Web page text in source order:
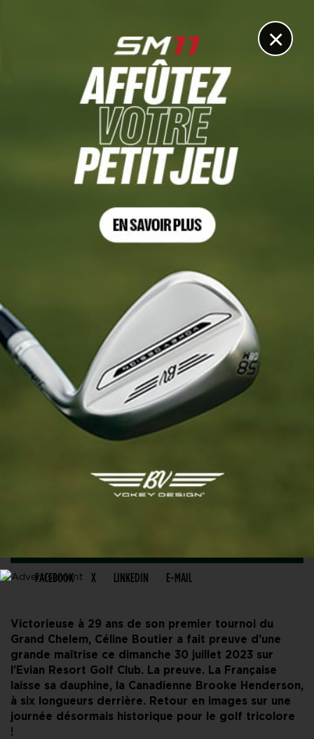
×
Vidéo : Le 4e tour historique de Céline Boutier à Evian
FACEBOOK X LINKEDIN E-MAIL
Victorieuse à 29 ans de son premier tournoi du
Grand Chelem, Céline Boutier a fait preuve d’une
grande maîtrise ce dimanche 30 juillet 2023 sur
l’Evian Resort Golf Club. La preuve. La Française
laisse sa dauphine, la Canadienne Brooke Henderson,
à six longueurs derrière. Retour en images sur une
journée désormais historique pour le golf tricolore
!